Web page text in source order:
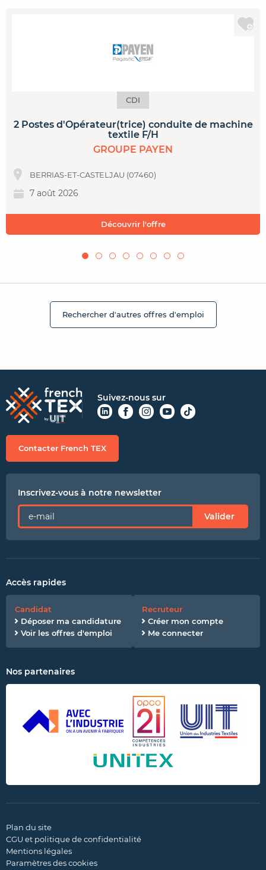
CDI
2 Postes d'Opérateur(trice) conduite de machine
textile F/H
GROUPE PAYEN
BERRIAS-ET-CASTELJAU (07460)
7 août 2026
Découvrir l'offre
Rechercher d'autres offres d'emploi
Suivez-nous sur
Contacter French TEX
Inscrivez-vous à notre newsletter
Valider
Accès rapides
Candidat
Déposer ma candidature
Voir les offres d'emploi
Recruteur
Créer mon compte
Me connecter
Nos partenaires
Plan du site
CGU et politique de confidentialité
Mentions légales
Paramètres des cookies